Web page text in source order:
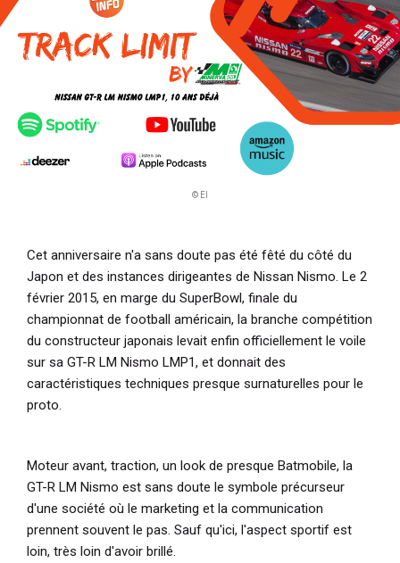
© EI
Cet anniversaire n'a sans doute pas été fêté du côté du
Japon et des instances dirigeantes de Nissan Nismo. Le 2
février 2015, en marge du SuperBowl, finale du
championnat de football américain, la branche compétition
du constructeur japonais levait enfin officiellement le voile
sur sa GT-R LM Nismo LMP1, et donnait des
caractéristiques techniques presque surnaturelles pour le
proto.
Moteur avant, traction, un look de presque Batmobile, la
GT-R LM Nismo est sans doute le symbole précurseur
d'une société où le marketing et la communication
prennent souvent le pas. Sauf qu'ici, l'aspect sportif est
loin, très loin d'avoir brillé.